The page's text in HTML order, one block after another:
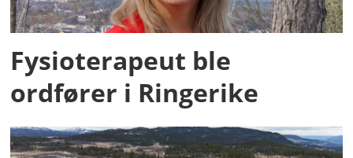
Fysioterapeut ble
ordfører i Ringerike